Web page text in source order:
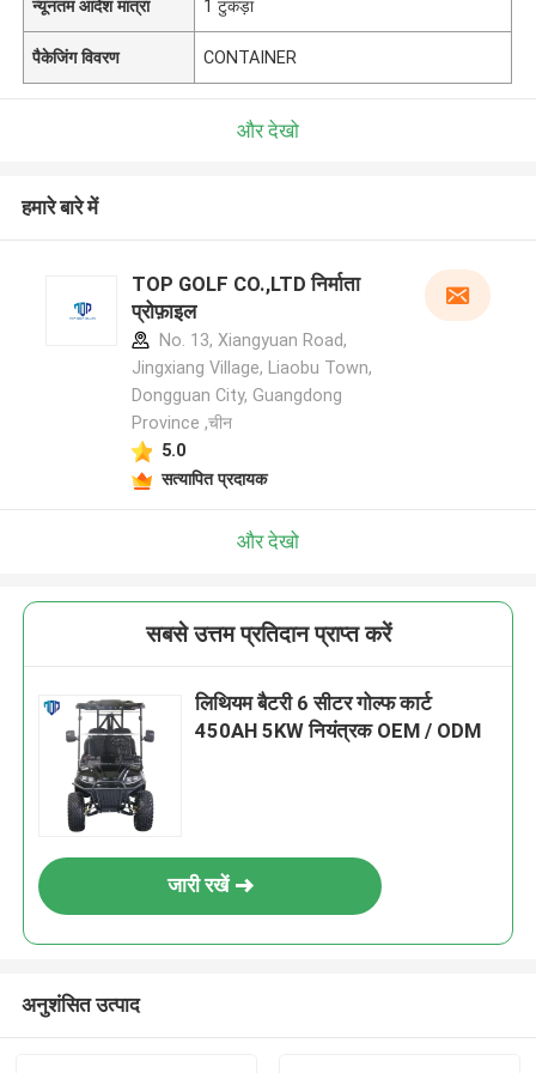
न्यूनतम आदेश मात्रा 1 टुकड़ा
पैकेजिंग विवरण CONTAINER
और देखो
हमारे बारे में
TOP GOLF CO.,LTD निर्माता
प्रोफ़ाइल
No. 13, Xiangyuan Road,
Jingxiang Village, Liaobu Town,
Dongguan City, Guangdong
Province ,चीन
5.0
सत्यापित प्रदायक
और देखो
सबसे उत्तम प्रतिदान प्राप्त करें
लिथियम बैटरी 6 सीटर गोल्फ कार्ट
450AH 5KW नियंत्रक OEM / ODM
जारी रखें
अनुशंसित उत्पाद